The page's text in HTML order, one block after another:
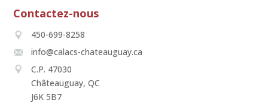
Contactez-nous
450-699-8258
info@calacs-chateauguay.ca
C.P. 47030
Châteauguay, QC
J6K 5B7